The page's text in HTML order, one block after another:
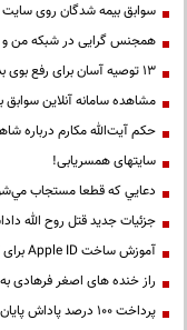
سوابق بیمه شدگان روی سایت
همجنس گرایی در شبکه من و
13 توصیه آسان برای رفع بوی بد دهان
مشاهده سامانه آنلاين سوابق
حكم آيت‌الله مكارم درباره
سایتهای همسریابی!
دعايي كه قطعا مستجاب
جزئیات جدید قتل روح الله
آموزش ساخت Apple ID برای کاربران ایرانی
راز خنده های اصغر فرهادی
پرداخت ۱۰۰ درصد پاداش پایان خدمت فرهنگیان